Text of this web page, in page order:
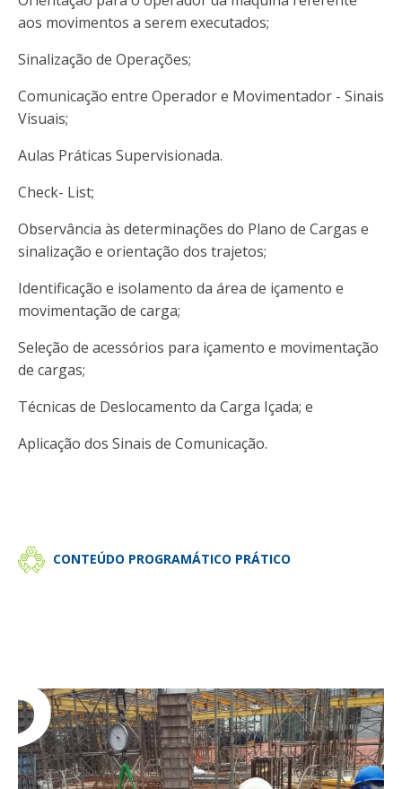
aos movimentos a serem executados;
Sinalização de Operações;
Comunicação entre Operador e Movimentador - Sinais
Visuais;
Aulas Práticas Supervisionada.
Check- List;
Observância às determinações do Plano de Cargas e
sinalização e orientação dos trajetos;
Identificação e isolamento da área de içamento e
movimentação de carga;
Seleção de acessórios para içamento e movimentação
de cargas;
Técnicas de Deslocamento da Carga Içada; e
Aplicação dos Sinais de Comunicação.
CONTEÚDO PROGRAMÁTICO PRÁTICO